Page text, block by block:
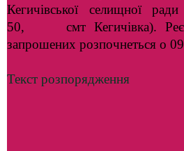
Кегичівської селищної
50, смт Кегичівка).
запрошених розпочнеться о
Текст розпорядження